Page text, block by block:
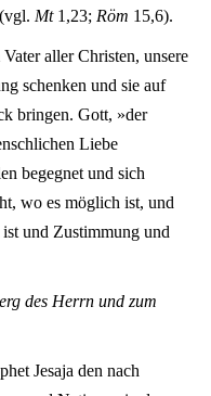
Mt1,23; Röm 15,6).
aller Christen, unsere
schenken und sie auf
bringen. Gott, »der
Liebe
begegnet und sich
wo es möglich ist, und
und Zustimmung und
des Herrn und zum
Jesaja den nach